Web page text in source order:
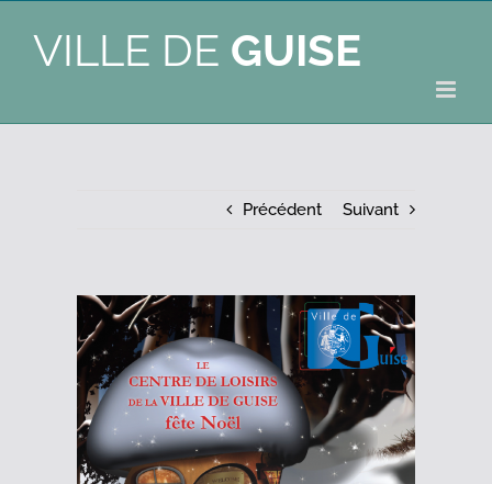
VILLE DE GUISE
Précédent Suivant
Voir
l'image
agrandie